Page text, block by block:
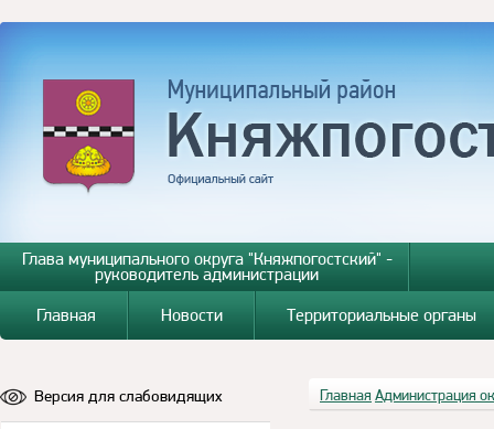
Глава муниципального округа "Княжпогостский" -
руководитель администрации
Главная
Новости Территориальные органы
Версия для слабовидящих Главная Администрация